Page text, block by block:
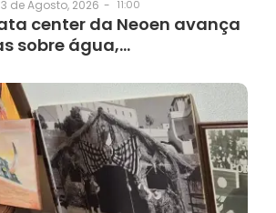
3 de Agosto, 2026 - 11:00
center da Neoen avança
sobre água,…